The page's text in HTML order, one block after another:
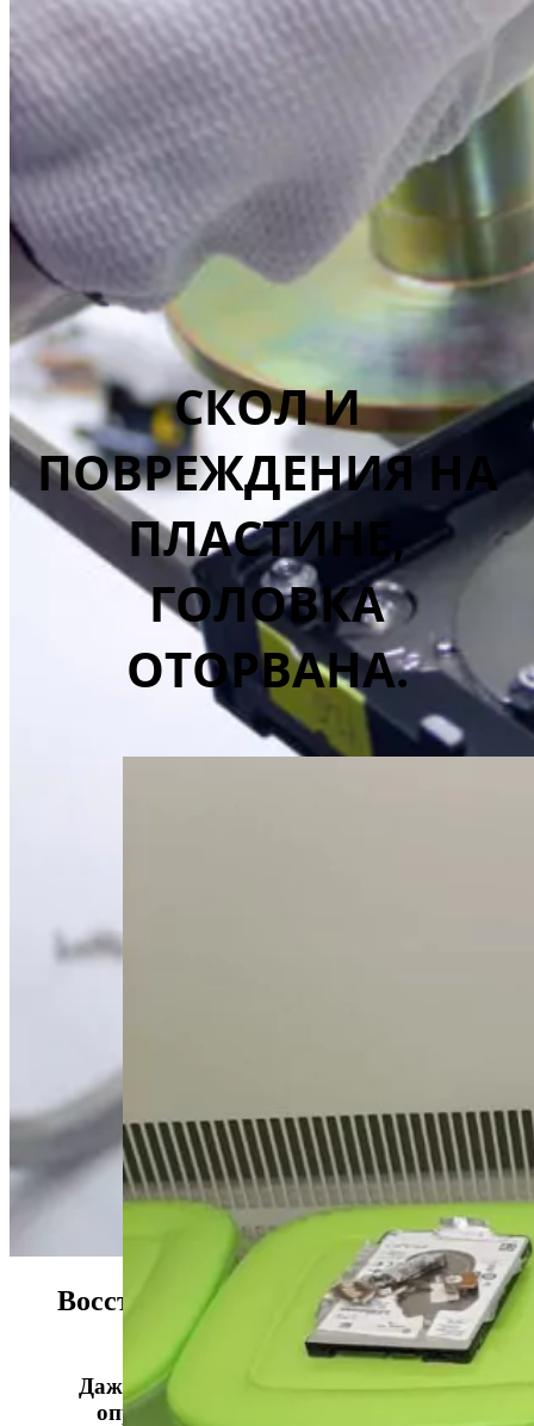
Восстанавливаем данные в 98%
случаев!
Даже, если носитель информации не
определяется, стучит или пищит.
СКОЛ И
ПОВРЕЖДЕНИЯ НА
ПЛАСТИНЕ,
ГОЛОВКА
ОТОРВАНА.